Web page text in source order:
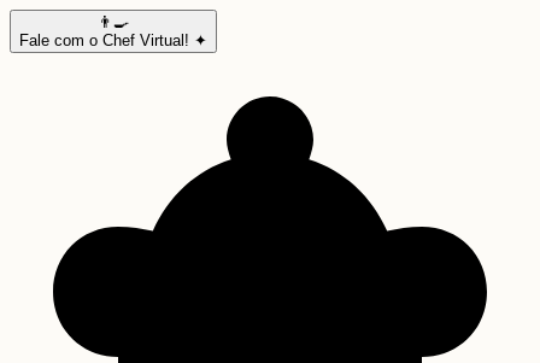
👨‍🍳
Fale com o Chef Virtual! ✦